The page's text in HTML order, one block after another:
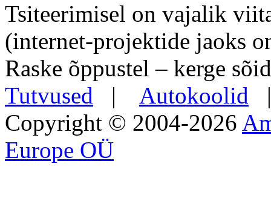
Tsiteerimisel on vajalik
(internet-projektide jaoks
Raske õppustel – kerge
Tutvused | Autokoolid
Copyright © 2004-2026
Europe OÜ